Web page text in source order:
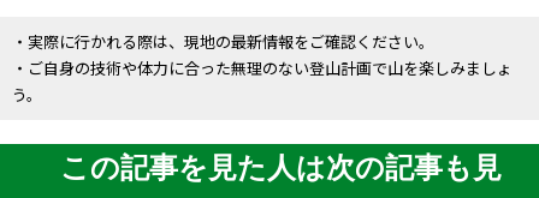
・実際に行かれる際は、現地の最新情報をご確認ください。
・ご自身の技術や体力に合った無理のない登山計画で山を楽しみましょ
う。
この記事を見た人は次の記事も見